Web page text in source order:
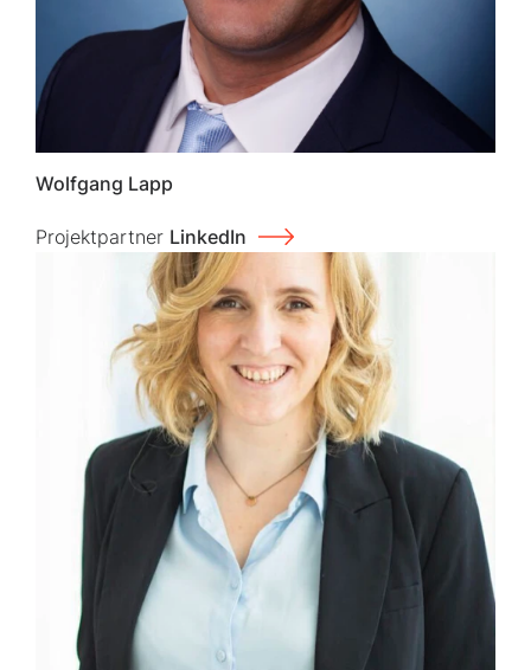
Wolfgang Lapp
Projektpartner LinkedIn